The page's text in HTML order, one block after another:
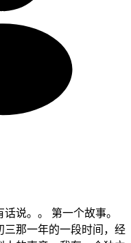
说。。 第一个故事。
那一年的一段时间，经